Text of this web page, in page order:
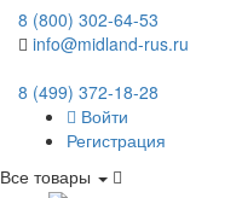
8 (800) 302-64-53
info@midland-rus.ru
8 (499) 372-18-28
Войти
Регистрация
Все товары